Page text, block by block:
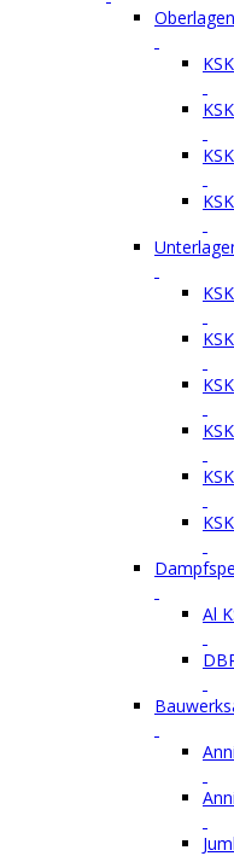
Oberlagen
Al